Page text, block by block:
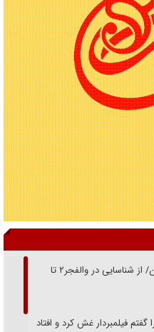
از گمنام‌ترین فرماندهان شهید جنگ رمضان/ از شناسایی در والفجر۲ تا
فیلمبردار غش کرد و افتاد